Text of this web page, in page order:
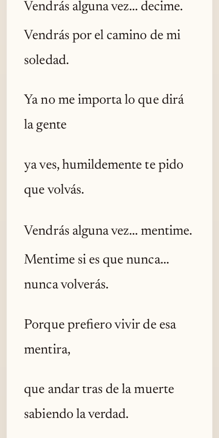
Vendrás alguna vez... decime.
Vendrás por el camino de mi
soledad.
Ya no me importa lo que dirá
la gente
ya ves, humildemente te pido
que volvás.
Vendrás alguna vez... mentime.
Mentime si es que nunca...
nunca volverás.
Porque prefiero vivir de esa
mentira,
que andar tras de la muerte
sabiendo la verdad.